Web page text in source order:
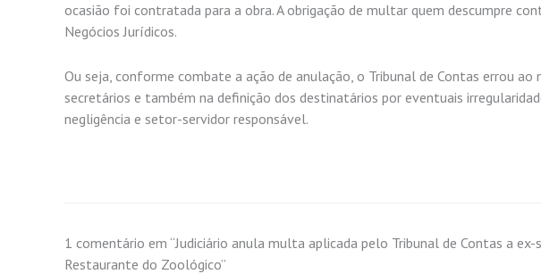
ocasião foi contratada para a obra. A obrigação de multar quem descumpre
Negócios Jurídicos.
Ou seja, conforme combate a ação de anulação, o Tribunal de Contas errou
secretários e também na definição dos destinatários por eventuais
negligência e setor-servidor responsável.
1 comentário em “Judiciário anula multa aplicada pelo Tribunal de Contas a
Restaurante do Zoológico”